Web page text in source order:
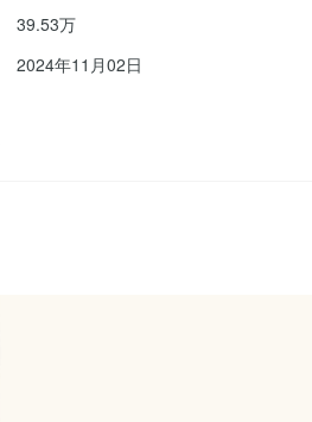
39.53万
2024年11月02日